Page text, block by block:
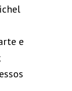
e